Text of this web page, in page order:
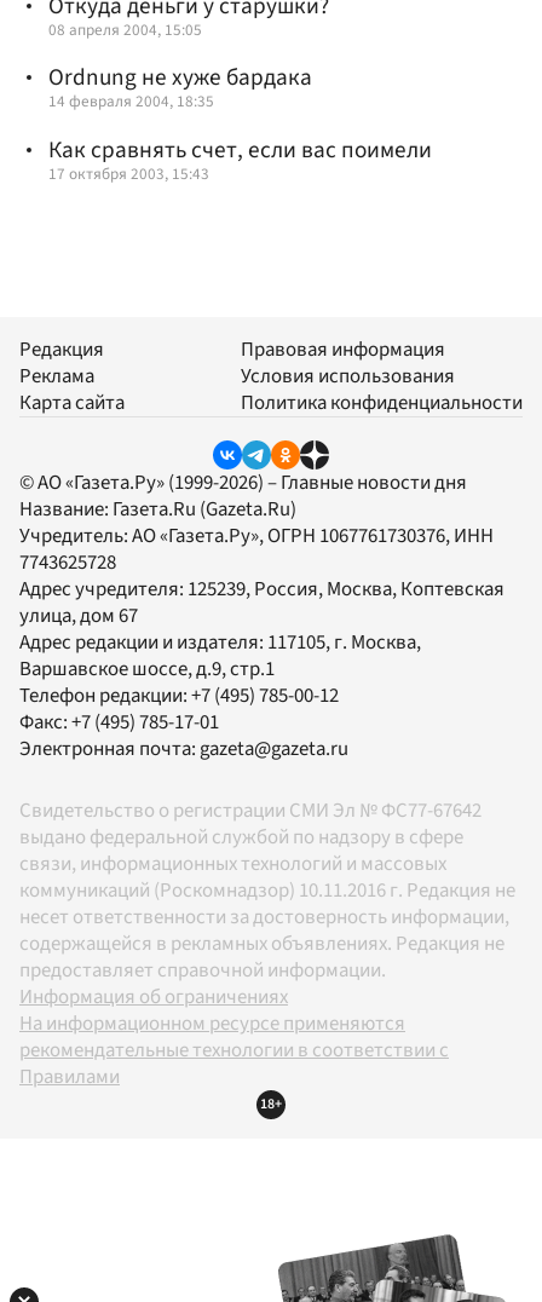
08 апреля 2004, 15:05
Ordnung не хуже бардака
14 февраля 2004, 18:35
Как сравнять счет, если вас поимели
17 октября 2003, 15:43
Редакция
Реклама
Карта сайта
Правовая информация
Условия использования
Политика конфиденциальности
© АО «Газета.Ру» (1999-2026) – Главные новости дня
Название: Газета.Ru (Gazeta.Ru)
Учредитель:АО «Газета.Ру», ОГРН 1067761730376, ИНН
7743625728
Адрес учредителя: 125239, Россия, Москва, Коптевская
улица, дом 67
Адрес редакции и издателя: 117105, г. Москва,
Варшавское шоссе, д.9, стр.1
Телефон редакции:+7 (495) 785-00-12
Факс:+7 (495) 785-17-01
Электронная почта:gazeta@gazeta.ru
Свидетельство о регистрации СМИ Эл № ФС77-67642
выдано федеральной службой по надзору в сфере
связи, информационных технологий и массовых
коммуникаций (Роскомнадзор) 10.11.2016 г. Редакция не
несет ответственности за достоверность информации,
содержащейся в рекламных объявлениях. Редакция не
предоставляет справочной информации.
Информация об ограничениях
На информационном ресурсе применяются
рекомендательные технологии в соответствии с
Правилами
18+